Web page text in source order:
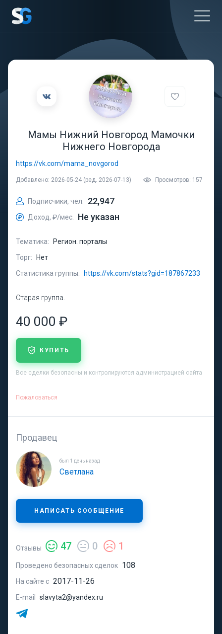
Мамы Нижний Новгород Мамочки
Нижнего Новгорода
https://vk.com/mama_novgorod
Добавлено: 2026-05-24 (ред. 2026-07-13) Просмотров: 157
Подписчики, чел. 22,947
Доход, ₽/мес. Не указан
Тематика:
Регион. порталы
Торг:
Нет
Статистика группы:
https://vk.com/stats?gid=187867233
Старая группа.
40 000 ₽
КУПИТЬ
Все сделки безопасны и контролируются администрацией сайта
Пожаловаться
Продавец
был 1 день назад
Светлана
НАПИСАТЬ СООБЩЕНИЕ
Отзывы 47 0 1
Проведено безопасных сделок 108
На сайте с 2017-11-26
E-mail slavyta2@yandex.ru